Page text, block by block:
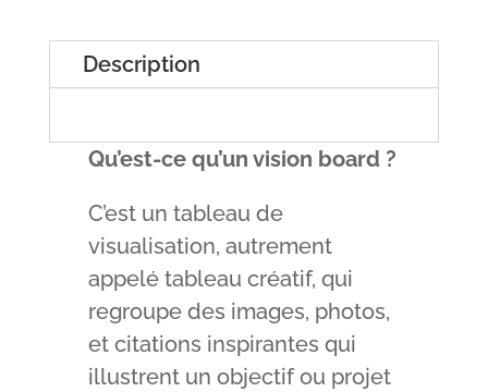
2025Description
Qu’est-ce qu’un vision board ?
C’est un tableau de
visualisation, autrement
appelé tableau créatif, qui
regroupe des images, photos,
et citations inspirantes qui
illustrent un objectif ou projet